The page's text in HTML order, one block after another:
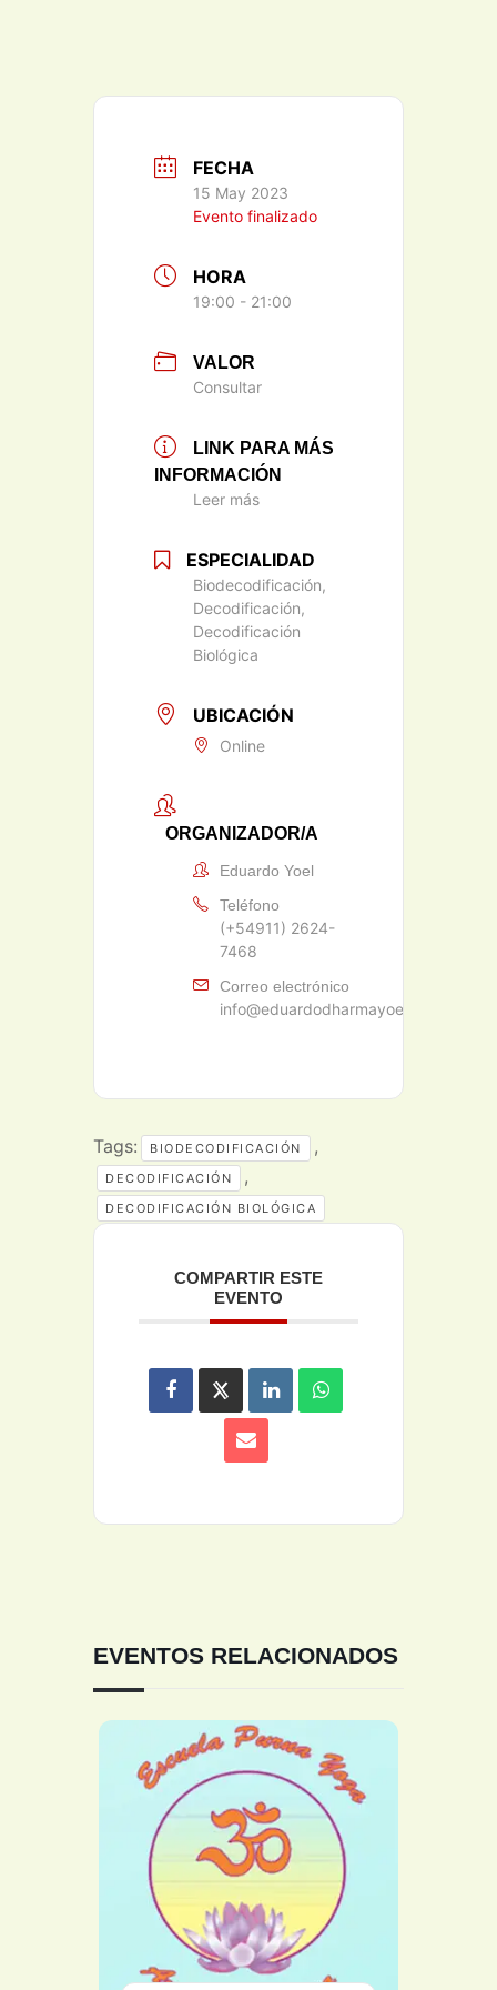
FECHA
15 May 2023
Evento finalizado
HORA
19:00 - 21:00
VALOR
Consultar
LINK PARA MÁS
INFORMACIÓN
Leer más
ESPECIALIDAD
Biodecodificación,
Decodificación,
Decodificación
Biológica
UBICACIÓN
Online
ORGANIZADOR/A
Eduardo Yoel
Teléfono
(+54911) 2624-
7468
Correo electrónico
info@eduardodharmayoel.com
Tags: BIODECODIFICACIÓN ,
DECODIFICACIÓN ,
DECODIFICACIÓN BIOLÓGICA
COMPARTIR ESTE
EVENTO
EVENTOS RELACIONADOS